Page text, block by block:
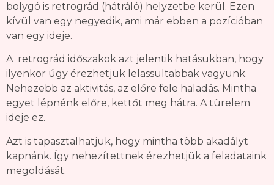
bolygó is retrográd (hátráló) helyzetbe kerül. Ezen
kívül van egy negyedik, ami már ebben a pozícióban
van egy ideje.
A retrográd időszakok azt jelentik hatásukban, hogy
ilyenkor úgy érezhetjük lelassultabbak vagyunk.
Nehezebb az aktivitás, az előre fele haladás. Mintha
egyet lépnénk előre, kettőt meg hátra. A türelem
ideje ez.
Azt is tapasztalhatjuk, hogy mintha több akadályt
kapnánk. Így nehezítettnek érezhetjük a feladataink
megoldását.